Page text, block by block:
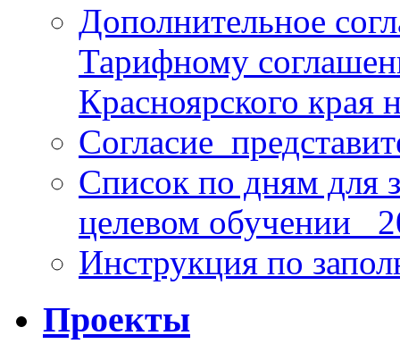
Дополнительное
Тарифному
Красноярского края
Список по дням для
целевом обучении_
Инструкция по
Проекты